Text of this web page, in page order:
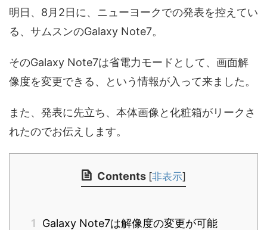
明日、8月2日に、ニューヨークでの発表を控えてい
る、サムスンのGalaxy Note7。
そのGalaxy Note7は省電力モードとして、画面解
像度を変更できる、という情報が入って来ました。
また、発表に先立ち、本体画像と化粧箱がリークさ
れたのでお伝えします。
Contents [非表示]
1
Galaxy Note7は解像度の変更が可能